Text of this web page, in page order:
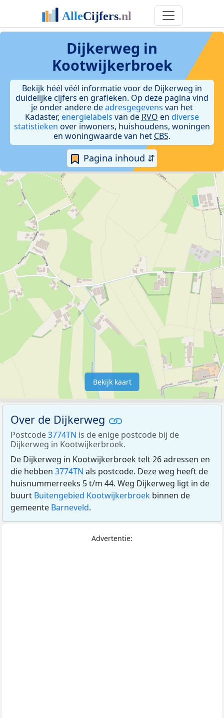
Dijkerweg in
Kootwijkerbroek
Bekijk héél véél informatie voor de Dijkerweg in
duidelijke cijfers en grafieken. Op deze pagina vind
je onder andere deadresgegevens van het
Kadaster, energielabels van de RVO en diverse
statistieken over inwoners, huishoudens, woningen
en woningwaarde van het CBS.
Pagina inhoud ⇵
Bekijk kaart
Over de Dijkerweg
Postcode3774TN is de enige postcode bij de
Dijkerweg in Kootwijkerbroek.
De Dijkerweg in Kootwijkerbroek telt 26 adressen en
die hebben 3774TN als postcode. Deze weg heeft de
huisnummerreeks 5 t/m 44. Weg Dijkerweg ligt in de
buurt Buitengebied Kootwijkerbroek binnen de
gemeente Barneveld.
Advertentie: